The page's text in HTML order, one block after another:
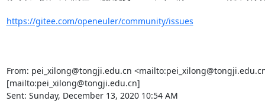
https://gitee.com/openeuler/community/issues
From: pei_xilong@tongji.edu.cn
[mailto:pei_xilong@tongji.edu.cn]
Sent: Sunday, December 13, 2020 10:54 AM